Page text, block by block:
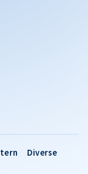
Diverse